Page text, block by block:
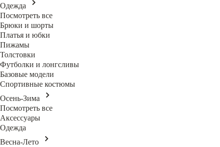
Одежда
Посмотреть все
Брюки и шорты
Платья и юбки
Пижамы
Толстовки
Футболки и лонгсливы
Базовые модели
Спортивные костюмы
Осень-Зима
Посмотреть все
Аксессуары
Одежда
Весна-Лето